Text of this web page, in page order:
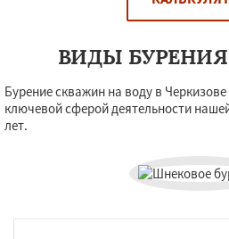
ВИДЫ
Бурение скважин на воду в
ключевой сферой деятельности
лет.